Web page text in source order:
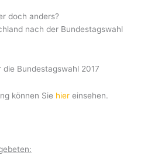
doch anders?
nach der Bundestagswahl
Bundestagswahl 2017
können Sie hier einsehen.